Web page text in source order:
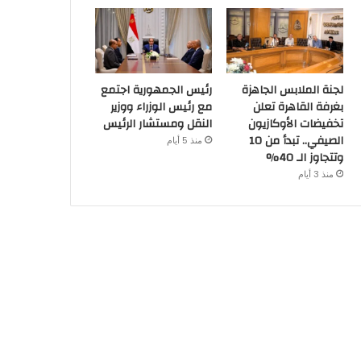
لجنة الملابس الجاهزة
بغرفة القاهرة تعلن
تخفيضات الأوكازيون
الصيفي.. تبدأ من 10
وتتجاوز الـ 40%
منذ 3 أيام
رئيس الجمهورية اجتمع
مع رئيس الوزراء ووزير
النقل ومستشار الرئيس
منذ 5 أيام